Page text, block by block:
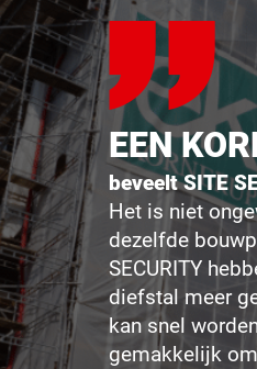
EEN
beveelt SITE
Het is niet
dezelfde
SECURITY
diefstal meer
kan snel
gemakkelijk